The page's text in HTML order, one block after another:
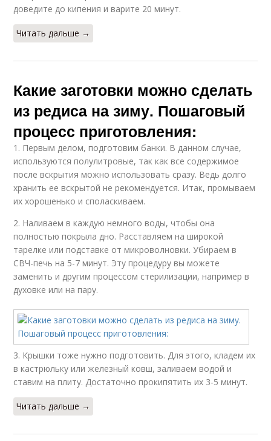
доведите до кипения и варите 20 минут.
Читать дальше →
Какие заготовки можно сделать
из редиса на зиму. Пошаговый
процесс приготовления:
1. Первым делом, подготовим банки. В данном случае,
используются полулитровые, так как все содержимое
после вскрытия можно использовать сразу. Ведь долго
хранить ее вскрытой не рекомендуется. Итак, промываем
их хорошенько и споласкиваем.
2. Наливаем в каждую немного воды, чтобы она
полностью покрыла дно. Расставляем на широкой
тарелке или подставке от микроволновки. Убираем в
СВЧ-печь на 5-7 минут. Эту процедуру вы можете
заменить и другим процессом стерилизации, например в
духовке или на пару.
3. Крышки тоже нужно подготовить. Для этого, кладем их
в кастрюльку или железный ковш, заливаем водой и
ставим на плиту. Достаточно прокипятить их 3-5 минут.
Читать дальше →